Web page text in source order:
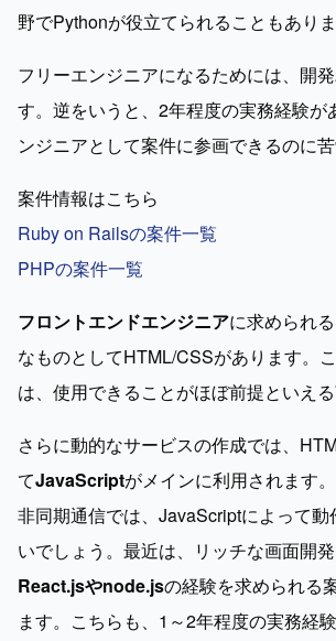
野でPythonが役立てられることもあり
フリーエンジニアになるためには、開
す。逆をいうと、2年程度の実務経験が
ンジニアとして案件に参画できるのに苦
Ruby on Railsの案件一覧
PHPの案件一覧
フロントエンドエンジニアに求められ
なものとしてHTML/CSSがあります。
は、使用できることがほぼ前提といえる
さらに動的なサービスの作成では、
てJavaScriptがメインに利用されます
非同期通信では、JavaScriptによって
いでしょう。最近は、リッチな画面開発
React.jsやnode.jsの経験を求められる
ます。こちらも、1～2年程度の実務経